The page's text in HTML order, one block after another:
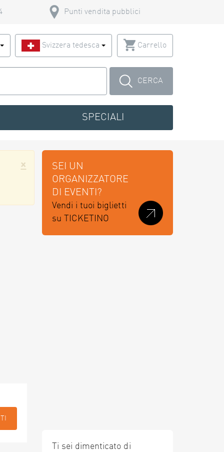
Punti vendita pubblici
Svizzera tedesca Carrello
CERCA
SPECIALI
×
SEI UN
ORGANIZZATORE
DI EVENTI?
Vendi i tuoi biglietti
su TICKETINO
Ti sei dimenticato di